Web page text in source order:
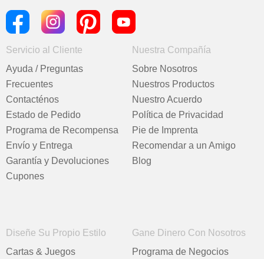
Servicio al Cliente
Ayuda / Preguntas
Frecuentes
Contacténos
Estado de Pedido
Programa de Recompensa
Envío y Entrega
Garantía y Devoluciones
Cupones
Nuestra Compañía
Sobre Nosotros
Nuestros Productos
Nuestro Acuerdo
Política de Privacidad
Pie de Imprenta
Recomendar a un Amigo
Blog
Diseñe Su Propio Estilo
Cartas & Juegos
Gane Dinero Con Nosotros
Programa de Negocios